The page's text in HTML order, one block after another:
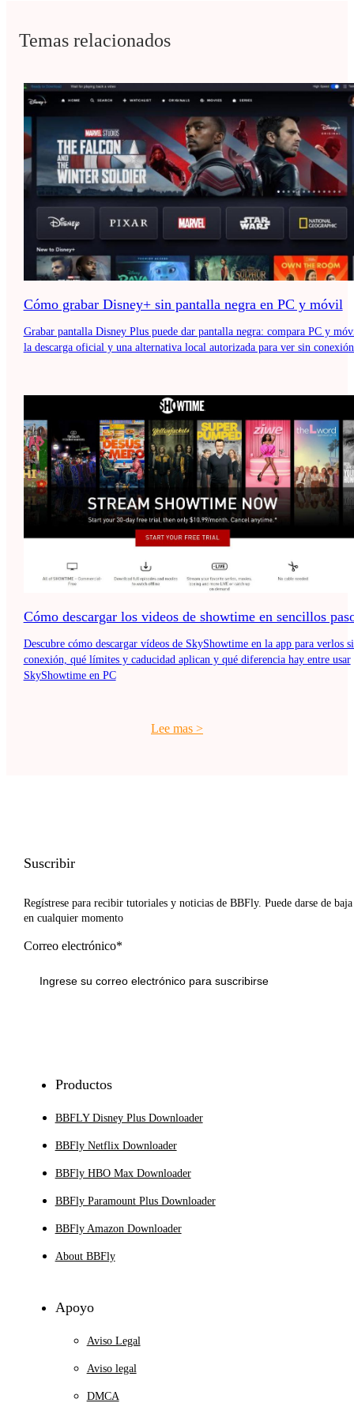
Temas relacionados
Cómo grabar Disney+ sin pantalla negra en PC y móvil
Grabar pantalla Disney Plus puede dar pantalla negra: compara PC y
la descarga oficial y una alternativa local autorizada para ver sin
Cómo descargar los videos de showtime en sencillos
Descubre cómo descargar vídeos de SkyShowtime en la app para verlos
conexión, qué límites y caducidad aplican y qué diferencia hay entre usar
SkyShowtime en PC
Lee mas >
Suscribir
Regístrese para recibir tutoriales y noticias de BBFly. Puede darse de baja
en cualquier momento
Correo electrónico*
Productos
BBFLY Disney Plus Downloader
BBFly Netflix Downloader
BBFly HBO Max Downloader
BBFly Paramount Plus Downloader
BBFly Amazon Downloader
About BBFly
Apoyo
Aviso Legal
Aviso legal
DMCA